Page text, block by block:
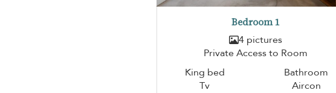
Bedroom 1
4 pictures
Private Access to Room
King bed
Bathroom
Tv
Aircon